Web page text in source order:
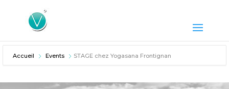
Accueil Events STAGE chez Yogasana Frontignan